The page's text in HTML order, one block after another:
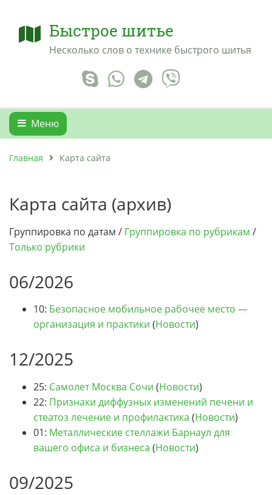
Быстрое шитье
Несколько слов о технике быстрого шитья
Меню
Главная Карта сайта
Карта сайта (архив)
Группировка по датам / Группировка по рубрикам /
Только рубрики
06/2026
10: Безопасное мобильное рабочее место —
организация и практики (Новости)
12/2025
25: Самолет Москва Сочи (Новости)
22: Признаки диффузных изменений печени и
стеатоз лечение и профилактика (Новости)
01: Металлические стеллажи Барнаул для
вашего офиса и бизнеса (Новости)
09/2025